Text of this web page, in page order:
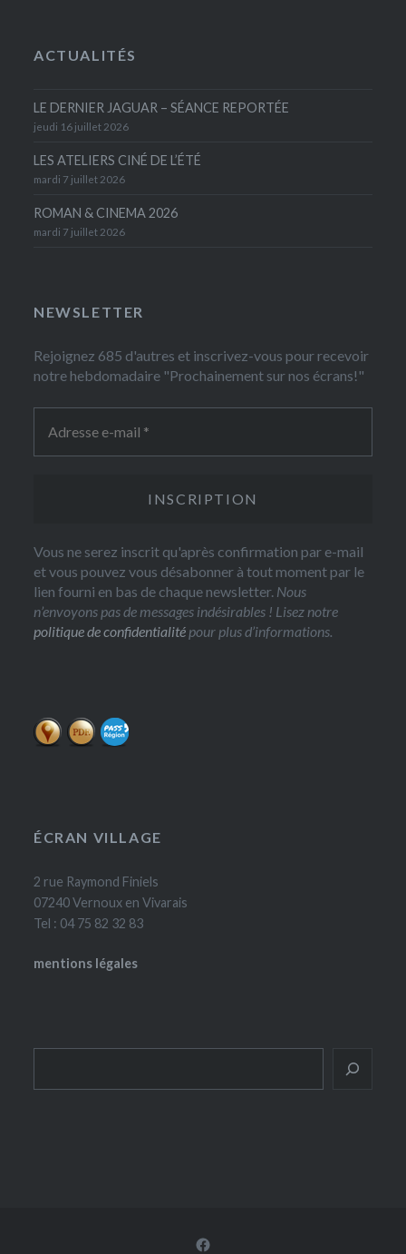
ACTUALITÉS
LE DERNIER JAGUAR – SÉANCE REPORTÉE
jeudi 16 juillet 2026
LES ATELIERS CINÉ DE L’ÉTÉ
mardi 7 juillet 2026
ROMAN & CINEMA 2026
mardi 7 juillet 2026
NEWSLETTER
Rejoignez 685 d'autres et inscrivez-vous pour recevoir
notre hebdomadaire "Prochainement sur nos écrans!"
Vous ne serez inscrit qu'après confirmation par e-mail
et vous pouvez vous désabonner à tout moment par le
lien fourni en bas de chaque newsletter. Nous
n’envoyons pas de messages indésirables ! Lisez notre
politique de confidentialité pour plus d’informations.
ÉCRAN VILLAGE
2 rue Raymond Finiels
07240 Vernoux en Vivarais
Tel : 04 75 82 32 83
mentions légales
Facebook